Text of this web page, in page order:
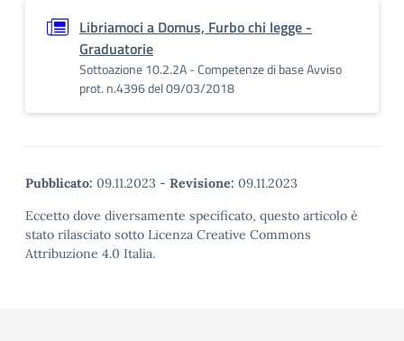
Libriamoci a Domus, Furbo chi legge -
Graduatorie
Sottoazione 10.2.2A - Competenze di base Avviso
prot. n.4396 del 09/03/2018
Pubblicato: 09.11.2023 - Revisione: 09.11.2023
Eccetto dove diversamente specificato, questo articolo è
stato rilasciato sotto Licenza Creative Commons
Attribuzione 4.0 Italia.